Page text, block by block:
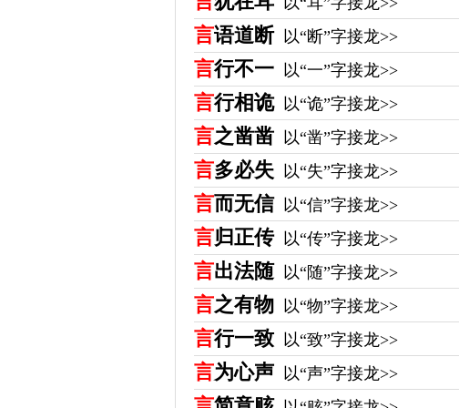
言语道断 以“断”字接龙>>
言行不一 以“一”字接龙>>
言行相诡 以“诡”字接龙>>
言之凿凿 以“凿”字接龙>>
言多必失 以“失”字接龙>>
言而无信 以“信”字接龙>>
言归正传 以“传”字接龙>>
言出法随 以“随”字接龙>>
言之有物 以“物”字接龙>>
言行一致 以“致”字接龙>>
言为心声 以“声”字接龙>>